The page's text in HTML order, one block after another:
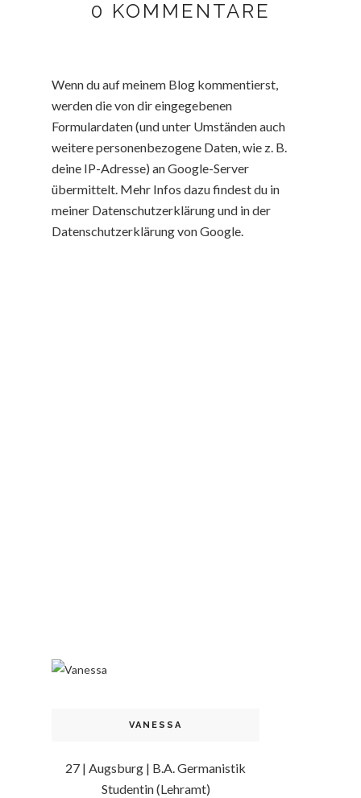
0 KOMMENTARE
Wenn du auf meinem Blog kommentierst,
werden die von dir eingegebenen
Formulardaten (und unter Umständen auch
weitere personenbezogene Daten, wie z. B.
deine IP-Adresse) an Google-Server
übermittelt. Mehr Infos dazu findest du in
meiner Datenschutzerklärung und in der
Datenschutzerklärung von Google.
VANESSA
27 | Augsburg | B.A. Germanistik
Studentin (Lehramt)